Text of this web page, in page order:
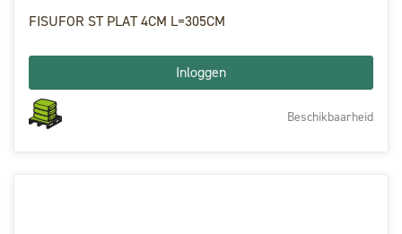
FISUFOR ST PLAT 4CM L=305CM
Inloggen
Beschikbaarheid